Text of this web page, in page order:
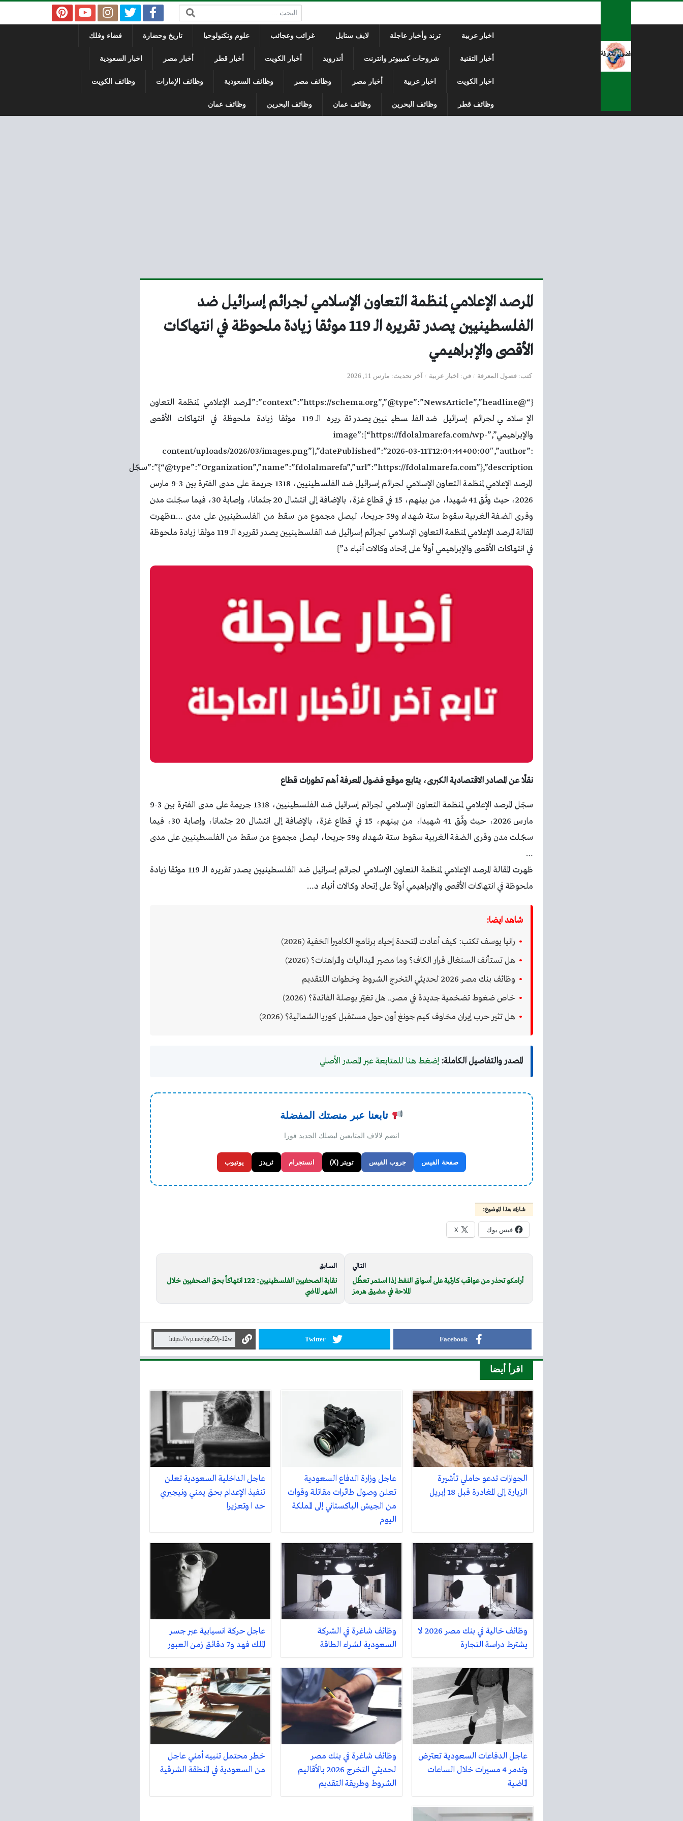
البحث:
اخبار عربية ترند وأخبار عاجلة لايف ستايل غرائب وعجائب علوم وتكنولوحيا تاريخ وحضارة فضاء وفلك
أخبار التقنية شروحات كمبيوتر وانترنت أندرويد أخبار الكويت أخبار قطر أخبار مصر اخبار السعودية
اخبار الكويت اخبار عربية أخبار مصر وظائف مصر وظائف السعودية وظائف الإمارات وظائف الكويت
وظائف قطر وظائف البحرين وظائف عمان وظائف البحرين وظائف عمان
المرصد الإعلامي لمنظمة التعاون الإسلامي لجرائم إسرائيل ضد
الفلسطينيين يصدر تقريره الـ 119 موثقا زيادة ملحوظة في انتهاكات
الأقصى والإبراهيمي
كتب فضول المعرفة في اخبار عربية آخر تحديث مارس 11, 2026
{“@context”:”https://schema.org”,”@type”:”NewsArticle”,”headline”:”المرصد الإعلامي لمنظمة التعاون
الإسلامي لجرائم إسرائيل ضد الفلسطينيين يصدر تقريره الـ 119 موثقا زيادة ملحوظة في انتهاكات الأقصى
والإبراهيمي”,”image”:[“https://fdolalmarefa.com/wp-
content/uploads/2026/03/images.png”],”datePublished”:”2026-03-11T12:04:44+00:00″,”author”:
{“@type”:”Organization”,”name”:”fdolalmarefa”,”url”:”https://fdolalmarefa.com”},”description”:”سجّل
المرصد الإعلامي لمنظمة التعاون الإسلامي لجرائم إسرائيل ضد الفلسطينيين، 1318 جريمة على مدى الفترة بين 3-9 مارس
2026، حيث وثّق 41 شهيدا، من بينهم، 15 في قطاع غزة، بالإضافة إلى انتشال 20 جثمانا، وإصابة 30، فيما سجّلت مدن
وقرى الضفة الغربية سقوط ستة شهداء و59 جريحا، ليصل مجموع من سقط من الفلسطينيين على مدى …nظهرت
المقالة المرصد الإعلامي لمنظمة التعاون الإسلامي لجرائم إسرائيل ضد الفلسطينيين يصدر تقريره الـ 119 موثقا زيادة ملحوظة
في انتهاكات الأقصى والإبراهيمي أولاً على إتحاد وكالات أنباء د”}
نقلًا عن المصادر الاقتصادية الكبرى، يتابع موقع فضول المعرفة أهم تطورات قطاع
سجّل المرصد الإعلامي لمنظمة التعاون الإسلامي لجرائم إسرائيل ضد الفلسطينيين، 1318 جريمة على مدى الفترة بين 3-9
مارس 2026، حيث وثّق 41 شهيدا، من بينهم، 15 في قطاع غزة، بالإضافة إلى انتشال 20 جثمانا، وإصابة 30، فيما
سجّلت مدن وقرى الضفة الغربية سقوط ستة شهداء و59 جريحا، ليصل مجموع من سقط من الفلسطينيين على مدى
…
ظهرت المقالة المرصد الإعلامي لمنظمة التعاون الإسلامي لجرائم إسرائيل ضد الفلسطينيين يصدر تقريره الـ 119 موثقا زيادة
ملحوظة في انتهاكات الأقصى والإبراهيمي أولاً على إتحاد وكالات أنباء د…
شاهد ايضا:
رانيا يوسف تكتب: كيف أعادت المتحدة إحياء برنامج الكاميرا الخفية (2026)
هل تستأنف السنغال قرار الكاف؟ وما مصير الميداليات والمراهنات؟ (2026)
وظائف بنك مصر 2026 لحديثي التخرج الشروط وخطوات اللتقديم
خاص ضغوط تضخمية جديدة في مصر.. هل تغيّر بوصلة الفائدة؟ (2026)
هل تثير حرب إيران مخاوف كيم جونغ أون حول مستقبل كوريا الشمالية؟ (2026)
المصدر والتفاصيل الكاملة: إضغط هنا للمتابعة عبر المصدر الأصلي
تابعنا عبر منصتك المفضلة
انضم لالاف المتابعين ليصلك الجديد فورا
صفحة الفيس جروب الفيس تويتر (X) انستجرام ثريدز يوتيوب
شارك هذا الموضوع:
فيس بوك X
التالي
أرامكو تحذر من عواقب كارثية على أسواق النفط إذا استمر تعطّل
الملاحة في مضيق هرمز
السابق
نقابة الصحفيين الفلسطينيين: 122 انتهاكاً بحق الصحفيين خلال
الشهر الماضي
Facebook
Twitter
اقرأ أيضا
الجوازات تدعو حاملي تأشيرة
الزيارة إلى المغادرة قبل 18 إبريل
عاجل وزارة الدفاع السعودية
تعلن وصول طائرات مقاتلة وقوات
من الجيش الباكستاني إلى المملكة
اليوم
عاجل الداخلية السعودية تعلن
تنفيذ الإعدام بحق يمني ونيجيري
حد ا وتعزيرا
وظائف خالية في بنك مصر 2026 لا
يشترط دراسة التجارة
وظائف شاغرة في الشركة
السعودية لشراء الطاقة
عاجل حركة انسيابية عبر جسر
الملك فهد و7 دقائق زمن العبور
عاجل الدفاعات السعودية تعترض
وتدمر 4 مسيرات خلال الساعات
الماضية
وظائف شاغرة في بنك مصر
لحديثي التخرج 2026 بالأقاليم
الشروط وطريقة التقديم
خطر محتمل تنبيه أمني عاجل
من السعودية في المنطقة الشرقية